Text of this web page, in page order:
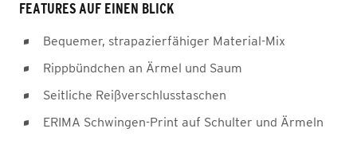
FEATURES AUF EINEN BLICK
Bequemer, strapazierfähiger Material-Mix
Rippbündchen an Ärmel und Saum
Seitliche Reißverschlusstaschen
ERIMA Schwingen-Print auf Schulter und Ärmeln